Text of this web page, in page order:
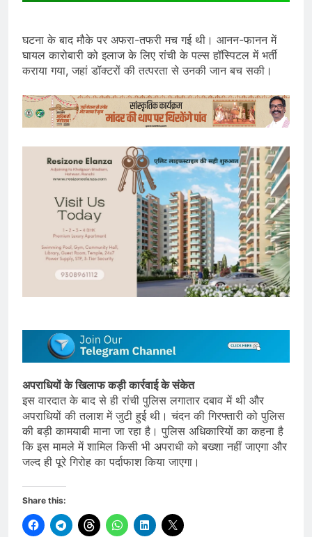
घटना के बाद मौके पर अफरा-तफरी मच गई थी। आनन-फानन में
घायल कारोबारी को इलाज के लिए रांची के पल्स हॉस्पिटल में भर्ती
कराया गया, जहां डॉक्टरों की तत्परता से उनकी जान बच सकी।
अपराधियों के खिलाफ कड़ी कार्रवाई के संकेत
इस वारदात के बाद से ही रांची पुलिस लगातार दबाव में थी और
अपराधियों की तलाश में जुटी हुई थी। चंदन की गिरफ्तारी को पुलिस
की बड़ी कामयाबी माना जा रहा है। पुलिस अधिकारियों का कहना है
कि इस मामले में शामिल किसी भी अपराधी को बख्शा नहीं जाएगा और
जल्द ही पूरे गिरोह का पर्दाफाश किया जाएगा।
Share this: